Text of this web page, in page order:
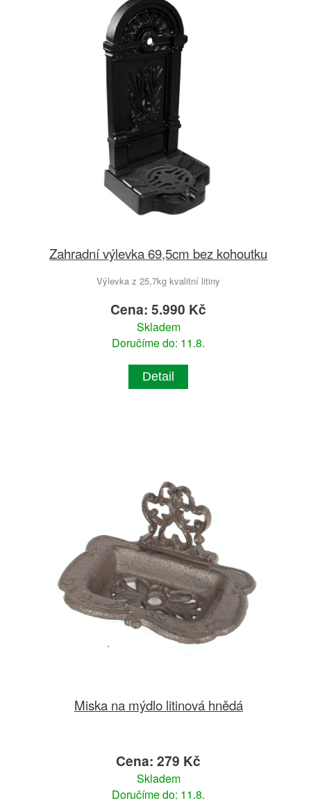
Zahradní výlevka 69,5cm bez kohoutku
Výlevka z 25,7kg kvalitní litiny
Cena: 5.990 Kč
Skladem
Doručíme do: 11.8.
Detail
Miska na mýdlo litinová hnědá
Cena: 279 Kč
Skladem
Doručíme do: 11.8.